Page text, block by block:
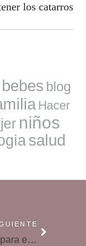
los catarros
bebes blog
Hacer
niños
salud
6 consejos para eliminar toxinas del organismo